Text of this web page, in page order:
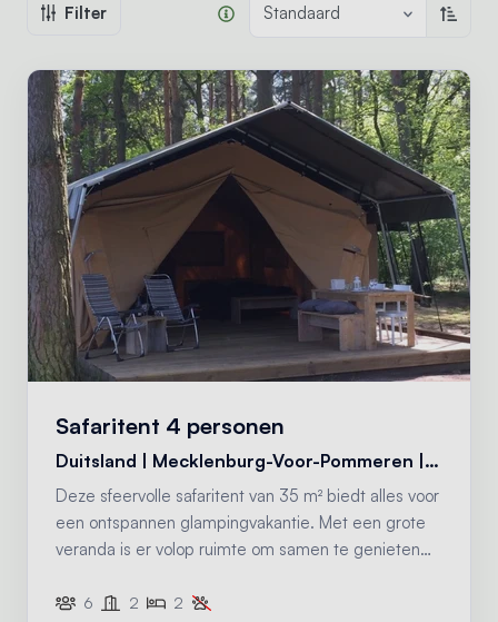
Filter Standaard
Safaritent 4 personen
Duitsland | Mecklenburg-Voor-Pommeren | Siggelkow
Deze sfeervolle safaritent van 35 m² biedt alles voor
een ontspannen glampingvakantie. Met een grote
veranda is er volop ruimte om samen te genieten
relaxen.
6 2 2